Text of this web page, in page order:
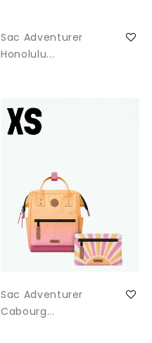
Sac Adventurer
Honolulu...
Sac Adventurer
Cabourg...